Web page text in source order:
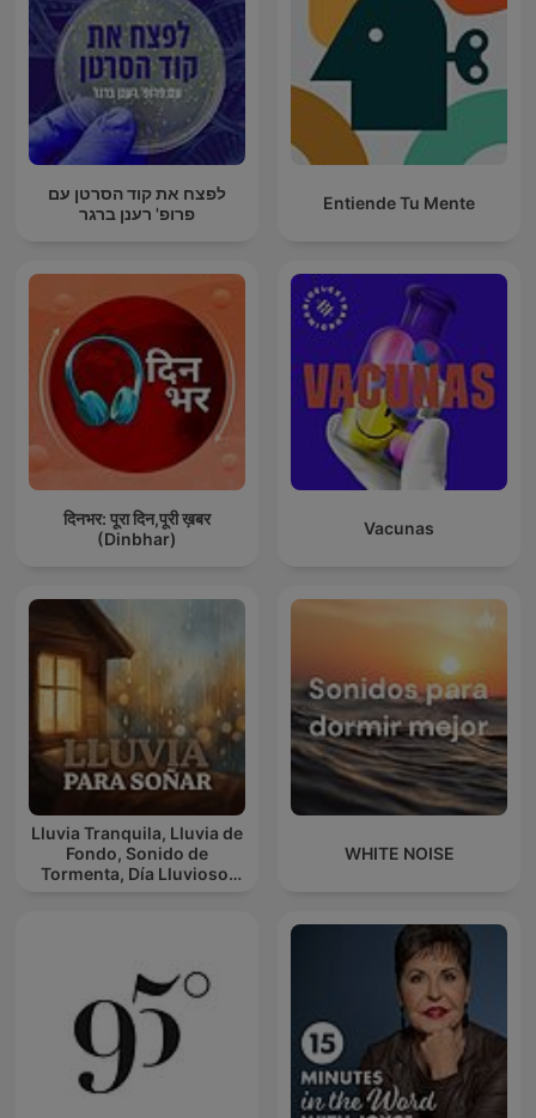
לפצח את קוד הסרטן עם
פרופ' רענן ברגר
Entiende Tu Mente
दिनभर: पूरा दिन,पूरी ख़बर
(Dinbhar)
Vacunas
Lluvia Tranquila, Lluvia de
Fondo, Sonido de
Tormenta, Día Lluvioso,
WHITE NOISE